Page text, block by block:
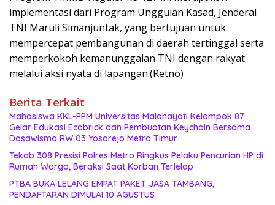
implementasi dari Program Unggulan Kasad, Jenderal
TNI Maruli Simanjuntak, yang bertujuan untuk
mempercepat pembangunan di daerah tertinggal serta
memperkokoh kemanunggalan TNI dengan rakyat
melalui aksi nyata di lapangan.(Retno)
Berita Terkait
Mahasiswa KKL-PPM Universitas Malahayati Kelompok 87
Gelar Edukasi Ecobrick dan Pembuatan Keychain Bersama
Dasawisma RW 03 Yosorejo Metro Timur
Tekab 308 Presisi Polres Metro Ringkus Pelaku Pencurian HP di
Rumah Warga, Beraksi Saat Korban Terlelap
PTBA BUKA LELANG EMPAT PAKET JASA TAMBANG,
PENDAFTARAN DIMULAI 10 AGUSTUS